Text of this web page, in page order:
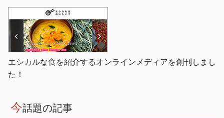
エシカルな食を紹介するオンラインメディアを創刊しまし
た！
今話題の記事